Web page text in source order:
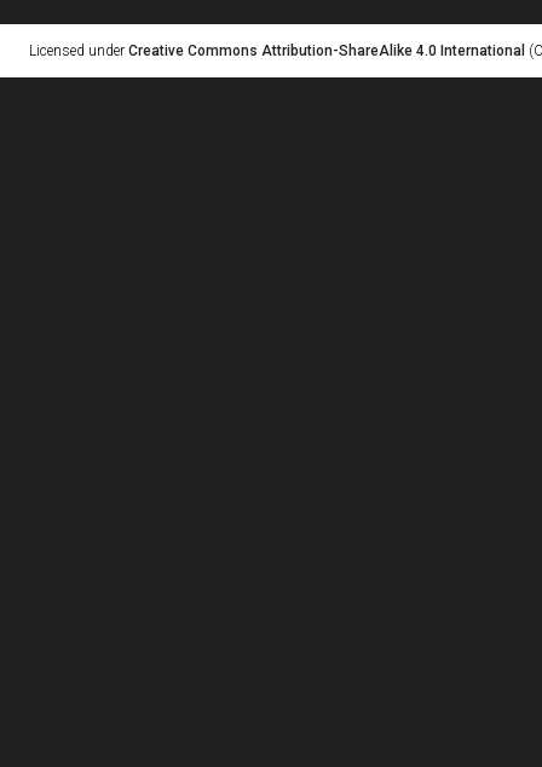
Licensed under Creative Commons Attribution-ShareAlike 4.0 International